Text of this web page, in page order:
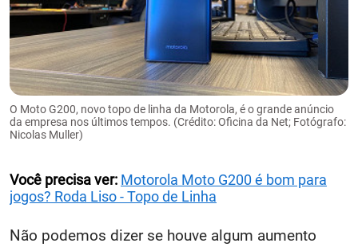
O Moto G200, novo topo de linha da Motorola, é o grande anúncio
da empresa nos últimos tempos. (Crédito: Oficina da Net; Fotógrafo:
Nicolas Muller)
Você precisa ver: Motorola Moto G200 é bom para
jogos? Roda Liso - Topo de Linha
Não podemos dizer se houve algum aumento